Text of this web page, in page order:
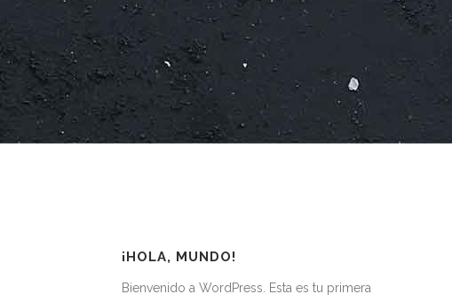
¡HOLA, MUNDO!
Bienvenido a WordPress. Esta es tu primera